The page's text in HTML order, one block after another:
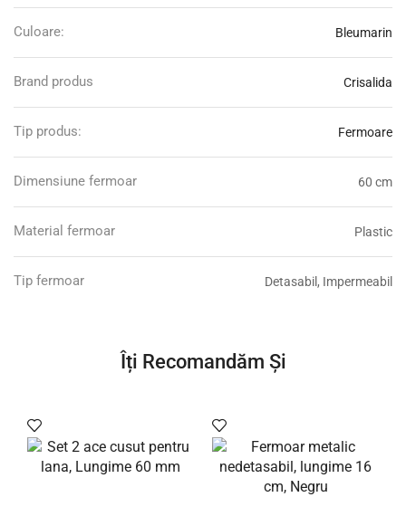
Culoare: Bleumarin
Brand produs Crisalida
Tip produs: Fermoare
Dimensiune fermoar 60 cm
Material fermoar Plastic
Tip fermoar Detasabil, Impermeabil
Îți Recomandăm Și